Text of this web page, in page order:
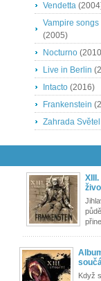
Vendetta
Vampire
(2005)
Nocturno
Live in Berlin
Intacto (2016)
Frankenstein
Zahrada Světel
Když